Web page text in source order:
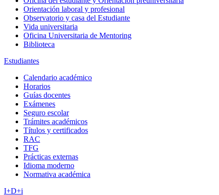
Orientación laboral y profesional
Observatorio y casa del Estudiante
Vida universitaria
Oficina Universitaria de Mentoring
Biblioteca
Estudiantes
Calendario académico
Horarios
Guías docentes
Exámenes
Seguro escolar
Trámites académicos
Títulos y certificados
RAC
TFG
Prácticas externas
Idioma moderno
Normativa académica
I+D+i